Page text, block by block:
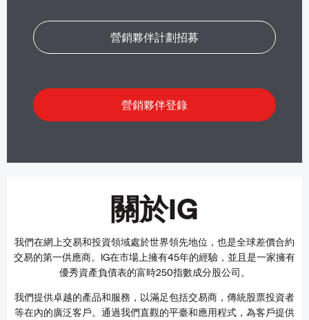
關於IG
我們在網上交易和投資領域處於世界領先地位，也是全球差價合約
交易的第一供應商。IG在市場上擁有45年的經驗，並且是一家擁有
優秀資產負債表的富時250指數成分股公司。
我們提供卓越的產品和服務，以滿足包括交易商，傳統股票投資者
等在內的廣泛客戶。通過我們直觀的平臺和應用程式，為客戶提供